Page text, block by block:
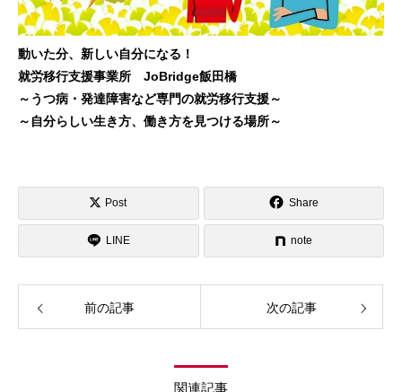
動いた分、新しい自分になる！
就労移行支援事業所 JoBridge飯田橋
～うつ病・発達障害など専門の就労移行支援～
～自分らしい生き方、働き方を見つける場所～
Post Share
LINE note
前の記事 次の記事
関連記事